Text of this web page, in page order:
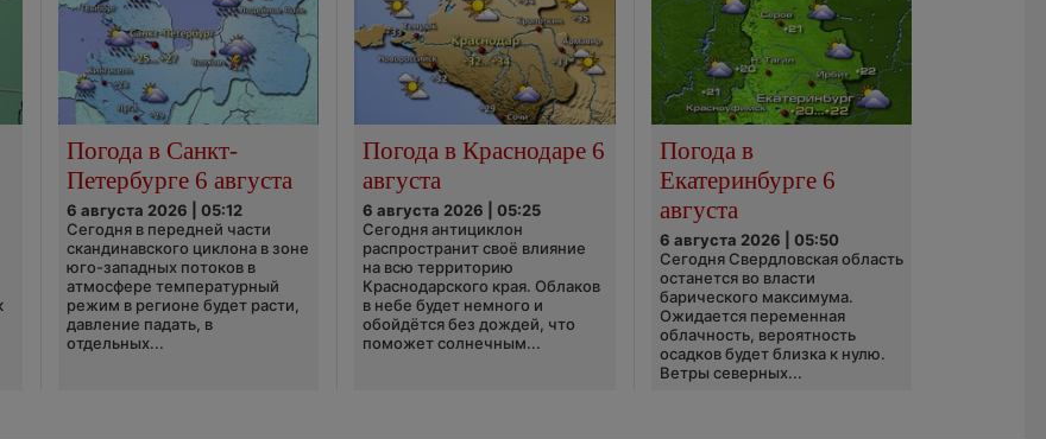
Погода в Санкт-
Петербурге 6 августа
6 августа 2026 | 05:12
Сегодня в передней части
скандинавского циклона в зоне
юго-западных потоков в
атмосфере температурный
режим в регионе будет расти,
давление падать, в
отдельных...
Погода в Краснодаре 6
августа
6 августа 2026 | 05:25
Сегодня антициклон
распространит своё влияние
на всю территорию
Краснодарского края. Облаков
в небе будет немного и
обойдётся без дождей, что
поможет солнечным...
Погода в
Екатеринбурге 6
августа
6 августа 2026 | 05:50
Сегодня Свердловская область
останется во власти
барического максимума.
Ожидается переменная
облачность, вероятность
осадков будет близка к нулю.
Ветры северных...